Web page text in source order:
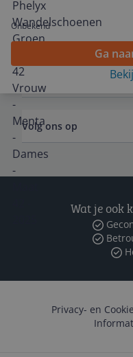
Onbekend
Ga
Algemeen
Volg ons op
Wat je ook
Privacy- en